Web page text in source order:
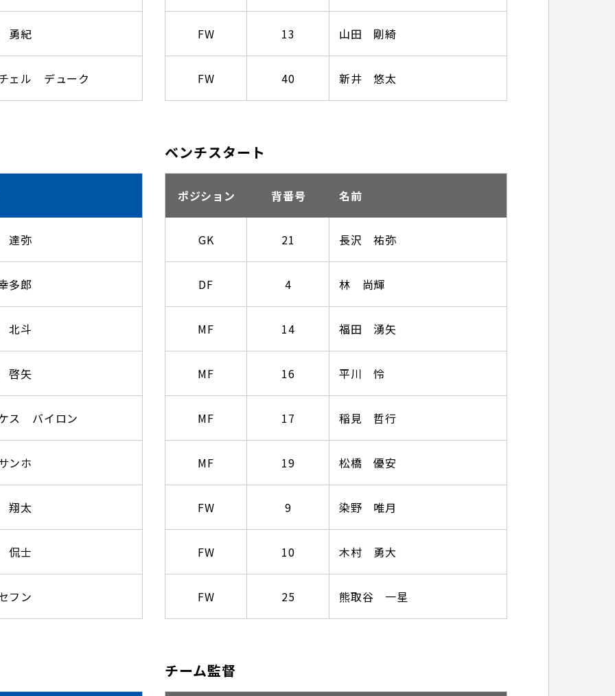
勇紀
ェル デューク
達弥
多郎
北斗
啓矢
ス バイロン
ンホ
翔太
侃士
フン
FW 13 山田 剛綺
FW 40 新井 悠太
ベンチスタート
ポジション 背番号 名前
GK 21 長沢 祐弥
DF 4 林 尚輝
MF 14 福田 湧矢
MF 16 平川 怜
MF 17 稲見 哲行
MF 19 松橋 優安
FW 9 染野 唯月
FW 10 木村 勇大
FW 25 熊取谷 一星
チーム監督